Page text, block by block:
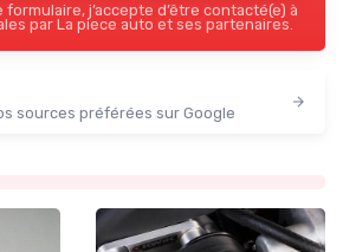
j’accepte d’être contacté(e) à
par La piece auto et ses partenaires.
sources préférées sur Google